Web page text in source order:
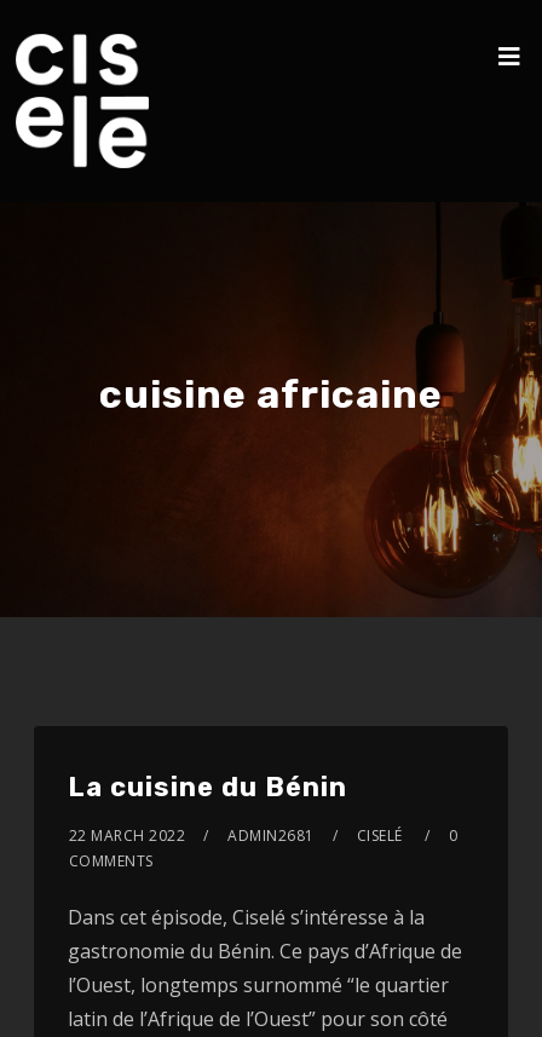
cuisine africaine
La cuisine du Bénin
22 MARCH 2022 ADMIN2681 CISELÉ
0
COMMENTS
Dans cet épisode, Ciselé s’intéresse à la
gastronomie du Bénin. Ce pays d’Afrique de
l’Ouest, longtemps surnommé “le quartier
latin de l’Afrique de l’Ouest” pour son côté